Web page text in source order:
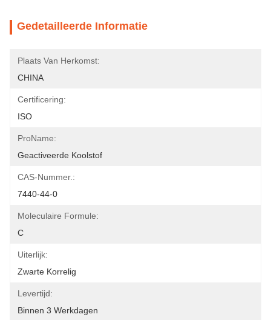
Gedetailleerde Informatie
Plaats Van Herkomst:
CHINA
Certificering:
ISO
ProName:
Geactiveerde Koolstof
CAS-Nummer.:
7440-44-0
Moleculaire Formule:
C
Uiterlijk:
Zwarte Korrelig
Levertijd:
Binnen 3 Werkdagen